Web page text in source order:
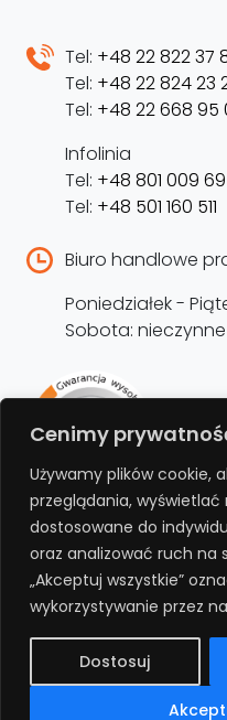
Cenimy
Używamy plików cookie,
przeglądania,
dostosowane do
oraz analizować ruch na
„Akceptuj wszystkie”
wykorzystywanie przez
Dostosuj
Tel: +48 22 822 37
Tel: +48 22 824 23
Tel: +48 22 668 95
Infolinia
Tel: +48 801 009
Tel: +48 501 160 511
Biuro handlowe
Poniedziałek -
Sobota: nieczynne
Bezpłatnie przedłuż
miesięcy rejestrując
REJESTRUJ
Polityka prywatności